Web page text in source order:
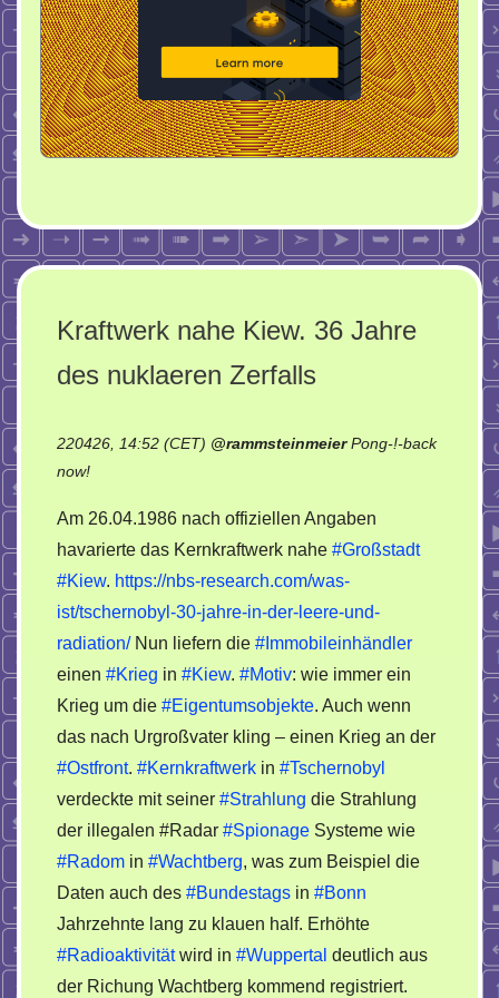
Kraftwerk nahe Kiew. 36 Jahre
des nuklaeren Zerfalls
220426, 14:52 (CET) @rammsteinmeier Pong-!-back
now!on
nahe
Kiew.
36
Jahre
des
nuklaeren
Am 26.04.1986 nach offiziellen Angaben
havarierte das Kernkraftwerk nahe #Großstadt
#Kiew. https://nbs-research.com/was-
ist/tschernobyl-30-jahre-in-der-leere-und-
radiation/Nun liefern die #Immobileinhändler
einen #Krieg in #Kiew. #Motiv: wie immer ein
Krieg um die #Eigentumsobjekte. Auch wenn
das nach Urgroßvater kling – einen Krieg an der
#Ostfront. #Kernkraftwerk in #Tschernobyl
verdeckte mit seiner #Strahlung die Strahlung
der illegalen #Radar #Spionage Systeme wie
#Radom in #Wachtberg, was zum Beispiel die
Daten auch des #Bundestags in #Bonn
Jahrzehnte lang zu klauen half. Erhöhte
#Radioaktivitätwird in #Wuppertal deutlich aus
der Richung Wachtberg kommend registriert.